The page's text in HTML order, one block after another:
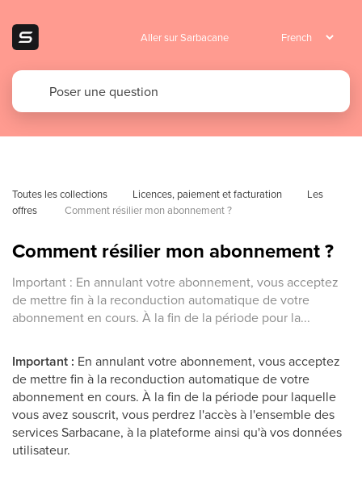
Aller sur Sarbacane
Toutes les collections Licences, paiement et facturation
Les
offres
Comment résilier mon abonnement ?
Comment résilier mon abonnement ?
Important : En annulant votre abonnement, vous acceptez
de mettre fin à la reconduction automatique de votre
abonnement en cours. À la fin de la période pour la...
Important : En annulant votre abonnement, vous acceptez
de mettre fin à la reconduction automatique de votre
abonnement en cours. À la fin de la période pour laquelle
vous avez souscrit, vous perdrez l'accès à l'ensemble des
services Sarbacane, à la plateforme ainsi qu'à vos données
utilisateur.